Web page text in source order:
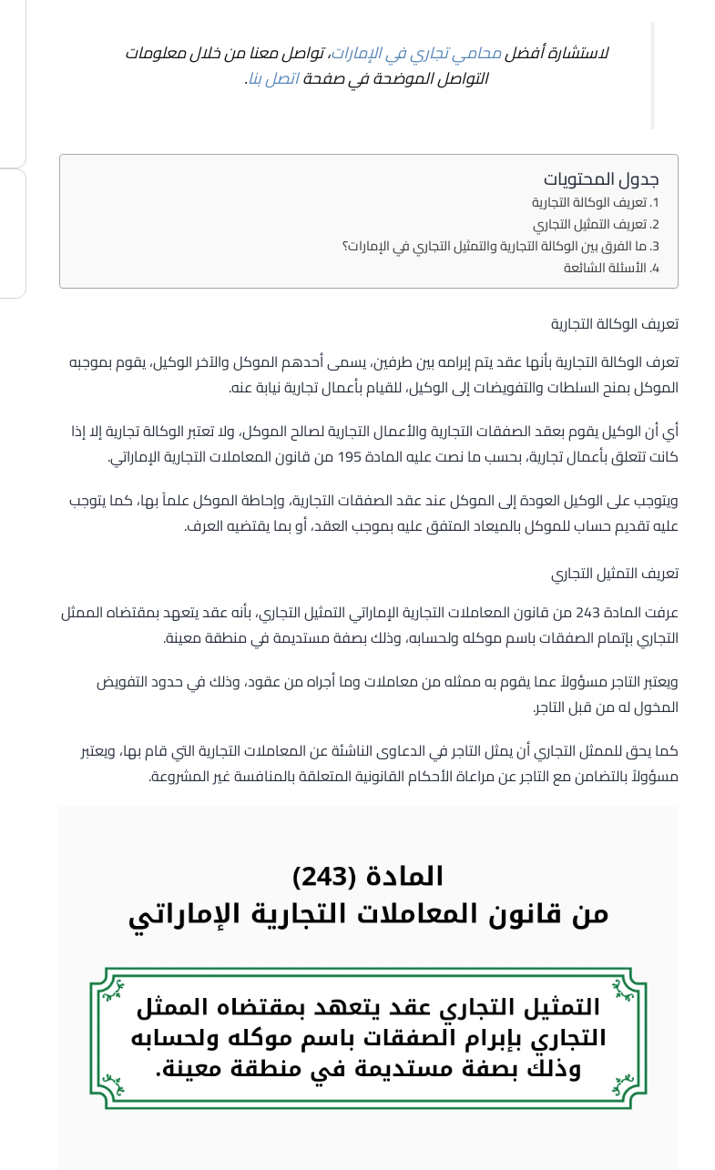
لاستشارة أفضلمحامي تجاري في الإمارات، تواصل معنا من خلال معلومات
التواصل الموضحة في صفحةاتصل بنا.
جدول المحتويات
تعريف الوكالة التجارية
تعريف التمثيل التجاري
ما الفرق بين الوكالة التجارية والتمثيل التجاري في الإمارات؟
الأسئلة الشائعة
تعريف الوكالة التجارية
تعرف الوكالة التجارية بأنها عقد يتم إبرامه بين طرفين، يسمى أحدهم الموكل والآخر الوكيل، يقوم بموجبه
الموكل بمنح السلطات والتفويضات إلى الوكيل، للقيام بأعمال تجارية نيابة عنه.
أي أن الوكيل يقوم بعقد الصفقات التجارية والأعمال التجارية لصالح الموكل، ولا تعتبر الوكالة تجارية إلا إذا
كانت تتعلق بأعمال تجارية، بحسب ما نصت عليه المادة 195 من قانون المعاملات التجارية الإماراتي.
ويتوجب على الوكيل العودة إلى الموكل عند عقد الصفقات التجارية، وإحاطة الموكل علماً بها، كما يتوجب
عليه تقديم حساب للموكل بالميعاد المتفق عليه بموجب العقد، أو بما يقتضيه العرف.
تعريف التمثيل التجاري
عرفت المادة 243 من قانون المعاملات التجارية الإماراتي التمثيل التجاري، بأنه عقد يتعهد بمقتضاه الممثل
التجاري بإتمام الصفقات باسم موكله ولحسابه، وذلك بصفة مستديمة في منطقة معينة.
ويعتبر التاجر مسؤولاً عما يقوم به ممثله من معاملات وما أجراه من عقود، وذلك في حدود التفويض
المخول له من قبل التاجر.
كما يحق للممثل التجاري أن يمثل التاجر في الدعاوى الناشئة عن المعاملات التجارية التي قام بها، ويعتبر
مسؤولاً بالتضامن مع التاجر عن مراعاة الأحكام القانونية المتعلقة بالمنافسة غير المشروعة.